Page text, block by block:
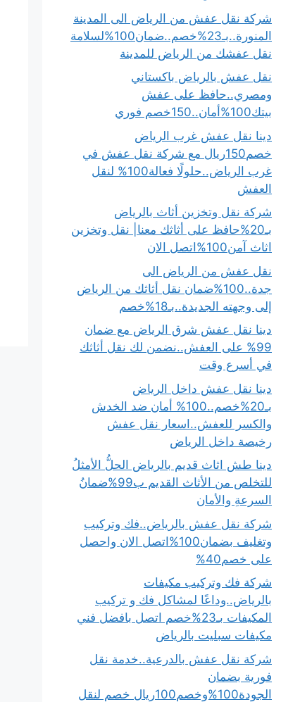
شركة نقل عفش من الرياض الى المدينة
المنورة..بـ23%خصم..ضمان100%لسلامة
نقل عفشك من الرياض للمدينة
نقل عفش بالرياض باكستاني
ومصري..حافظ على عفش
بيتك100%أمان..150خصم فوري
دينا نقل عفش غرب الرياض
خصم150ريال مع شركة نقل عفش في
غرب الرياض..حلولًا فعالة100% لنقل
العفش
شركة نقل وتخزين أثاث بالرياض
بـ20%حافظ على أثاثك معنا| نقل وتخزين
اثاث آمن100%اتصل الان
نقل عفش من الرياض الى
جدة..100%ضمان نقل أثاثك من الرياض
إلى وجهته الجديدة..بـ18%خصم
دينا نقل عفش شرق الرياض مع ضمان
99% على العفش..نضمن لك نقل أثاثك
في أسرع وقت
دينا نقل عفش داخل الرياض
بـ20%خصم..100% أمان ضد الخدش
والكسر للعفش..اسعار نقل عفش
رخيصة داخل الرياض
دينا طش اثاث قديم بالرياض الحلُّ الأمثلُ
للتخلص من الأثاث القديم ب99%ضمانُ
السرعةِ والأمان
شركة نقل عفش بالرياض..فك وتركيب
وتغليف بضمان100%اتصل الان واحصل
على خصم40%
شركة فك وتركيب مكيفات
بالرياض..وداعًا لمشاكل فك و تركيب
المكيفات بـ23%خصم اتصل بافضل فني
مكيفات سبليت بالرياض
شركة نقل عفش بالدرعية..خدمة نقل
فورية بضمان
الجودة100%وخصم100ريال خصم لنقل